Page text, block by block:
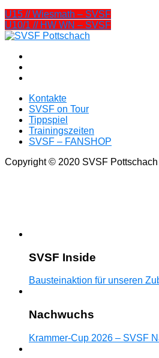
U15 // Wiesmath – SVSF
U10/1 // HW WN – SVSF
Kontakte
SVSF on Tour
Tippspiel
Trainingszeiten
SVSF – FANSHOP
Copyright © 2020 SVSF
SVSF Inside
Bausteinaktion für unseren
Nachwuchs
Krammer-Cup 2026 – SVSF